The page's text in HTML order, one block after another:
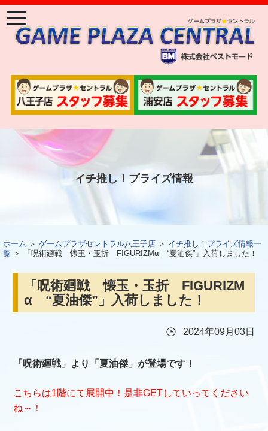
ナ
ビ
ゲ
ー
ン
メ
ニ
ュ
イチ推し！プライズ情報
ホーム ＞ ゲームプラザセントラル八王子店 ＞ イチ推し！プライズ情報一
覧 ＞ 「呪術廻戦 懐玉・玉折 FIGURIZMα “夏油傑”」入荷しました！
「呪術廻戦 懐玉・玉折 FIGURIZM
α “夏油傑”」入荷しました！
2024年09月03日
「呪術廻戦」より「夏油傑」が登場です！
こちらは1階にて展開中！是非GETしていってください
ね～！